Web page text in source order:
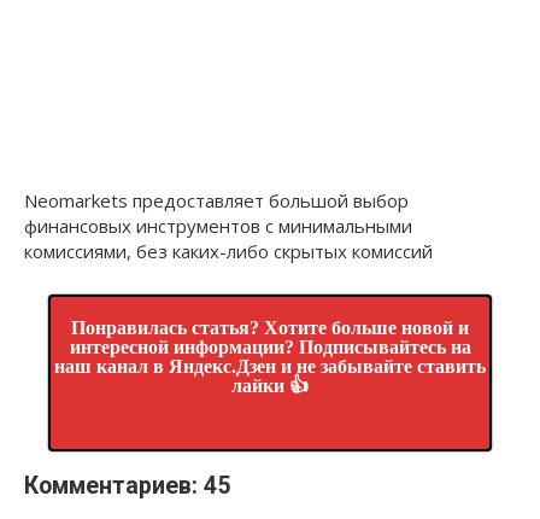
Neomarkets предоставляет большой выбор
финансовых инструментов с минимальными
комиссиями, без каких-либо скрытых комиссий
Понравилась статья? Хотите больше новой и
интересной информации? Подписывайтесь на
наш канал в Яндекс.Дзен и не забывайте ставить
лайки 👍
Комментариев: 45